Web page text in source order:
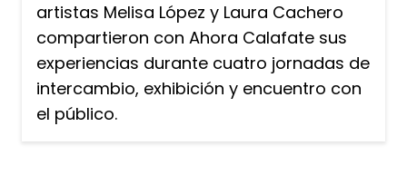
artistas Melisa López y Laura Cachero
compartieron con Ahora Calafate sus
experiencias durante cuatro jornadas de
intercambio, exhibición y encuentro con
el público.